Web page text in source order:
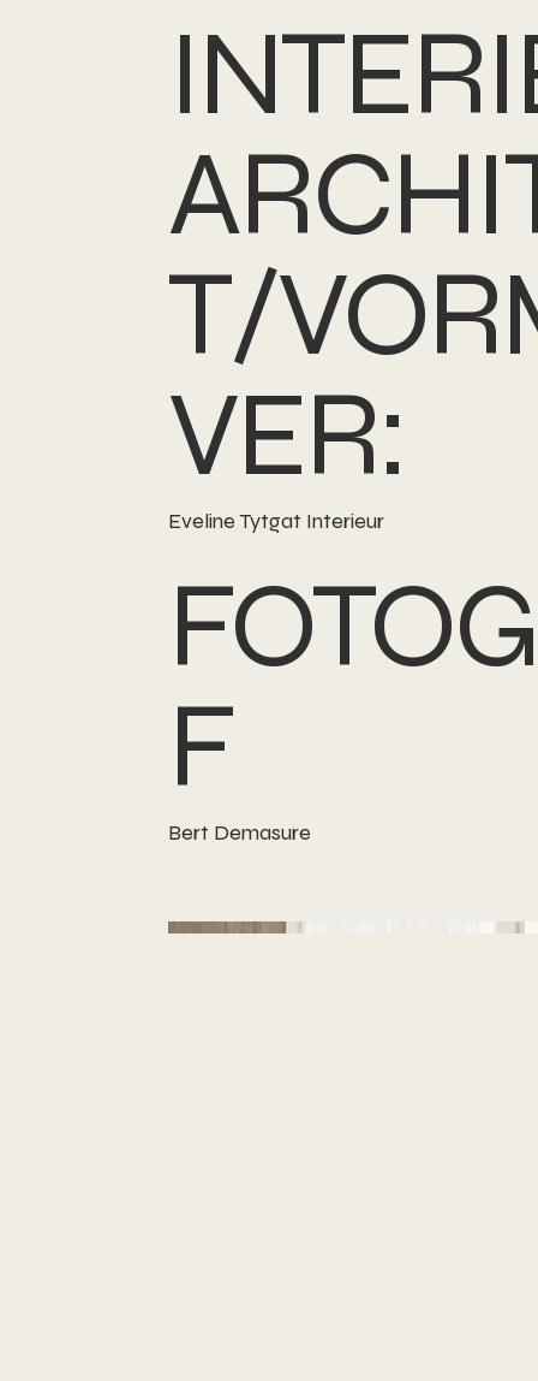
T/
VER:
Eveline Tytgat Interieur
F
Bert Demasure